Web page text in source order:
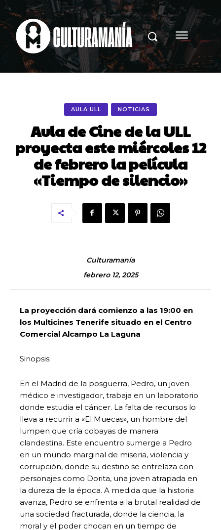
AULA ULL NOTICIAS
Aula de Cine de la ULL
proyecta este miércoles 12
de febrero la película
«Tiempo de silencio»
Culturamanía
febrero 12, 2025
La proyección dará comienzo a las 19:00 en
los Multicines Tenerife situado en el Centro
Comercial Alcampo La Laguna
Sinopsis:
En el Madrid de la posguerra, Pedro, un joven
médico e investigador, trabaja en un laboratorio
donde estudia el cáncer. La falta de recursos lo
lleva a recurrir a «El Muecas», un hombre del
lumpen que cría cobayas de manera
clandestina. Este encuentro sumerge a Pedro
en un mundo marginal de miseria, violencia y
corrupción, donde su destino se entrelaza con
personajes como Dorita, una joven atrapada en
la dureza de la época. A medida que la historia
avanza, Pedro se enfrenta a la brutal realidad de
una sociedad fracturada, donde la ciencia, la
moral y el poder chocan en un tiempo de